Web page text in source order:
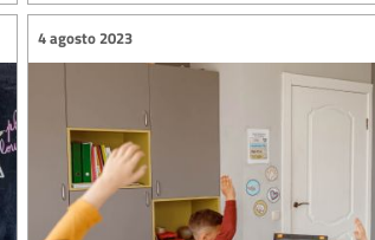
4 agosto 2023